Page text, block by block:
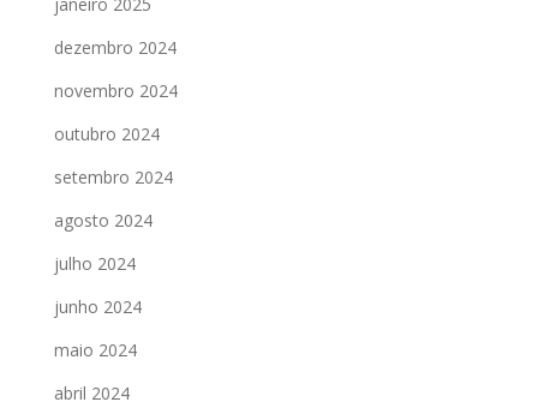
dezembro 2024
novembro 2024
outubro 2024
setembro 2024
agosto 2024
julho 2024
junho 2024
maio 2024
abril 2024